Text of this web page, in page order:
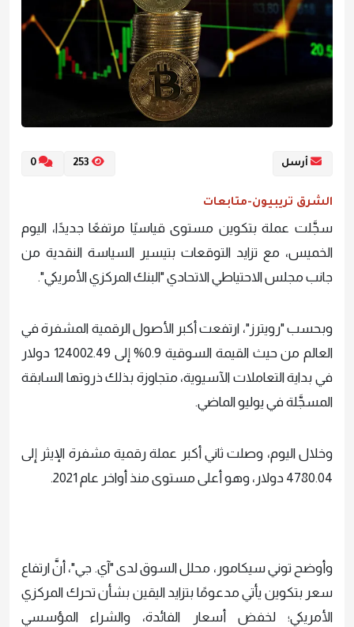
أرسل
الشرق تريبيون-متابعات
سجَّلت عملة بتكوين مستوى قياسيًا مرتفعًا جديدًا، اليوم
الخميس، مع تزايد التوقعات بتيسير السياسة النقدية من
جانب مجلس الاحتياطي الاتحادي "البنك المركزي الأمريكي".
وبحسب "رويترز"، ارتفعت أكبر الأصول الرقمية المشفرة في
العالم من حيث القيمة السوقية 0.9% إلى 124002.49 دولار
في بداية التعاملات الآسيوية، متجاوزة بذلك ذروتها السابقة
المسجَّلة في يوليو الماضي.
وخلال اليوم، وصلت ثاني أكبر عملة رقمية مشفرة الإيثر إلى
4780.04 دولار، وهو أعلى مستوى منذ أواخر عام 2021.
وأوضح توني سيكامور، محلل السوق لدى "آي. جي"، أنَّ ارتفاع
سعر بتكوين يأتي مدعومًا بتزايد اليقين بشأن تحرك المركزي
الأمريكي؛ لخفض أسعار الفائدة، والشراء المؤسسي